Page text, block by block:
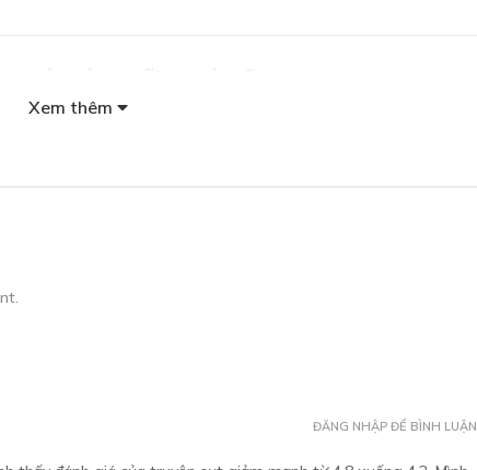
VÀ ANH TRAI NPC PHIÊN BẢN CỞI MỞ
Xem thêm
ĐĂNG NHẬP ĐỂ BÌNH LUẬN